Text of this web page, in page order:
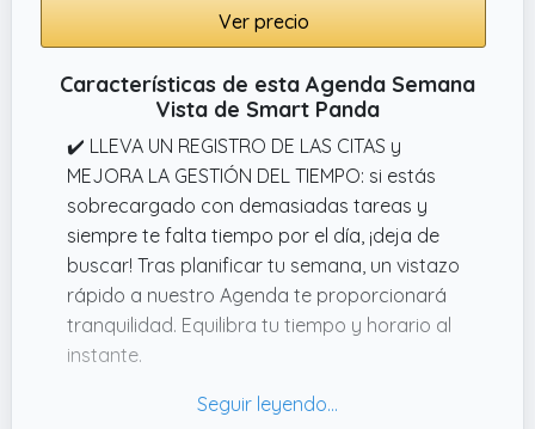
Ver precio
Características de esta Agenda Semana
Vista de Smart Panda
✔️ LLEVA UN REGISTRO DE LAS CITAS y
MEJORA LA GESTIÓN DEL TIEMPO: si estás
sobrecargado con demasiadas tareas y
siempre te falta tiempo por el día, ¡deja de
buscar! Tras planificar tu semana, un vistazo
rápido a nuestro Agenda te proporcionará
tranquilidad. Equilibra tu tiempo y horario al
instante.
diseñado para integrarse en tu estilo de vida